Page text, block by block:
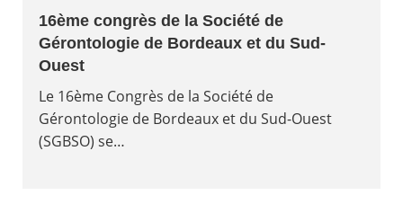
16ème congrès de la Société de
Gérontologie de Bordeaux et du Sud-
Ouest
Le 16ème Congrès de la Société de
Gérontologie de Bordeaux et du Sud-Ouest
(SGBSO) se…